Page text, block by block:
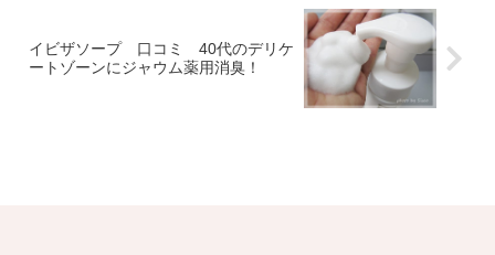
イビザソープ 口コミ 40代のデリケ
ートゾーンにジャウム薬用消臭！